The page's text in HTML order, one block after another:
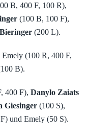
B, 400 F, 100 R),
(100 B, 100 F),
(200 L).
(100 R, 400 F,
B).
400 F), Danylo Zaiats
Giesinger (100 S),
und Emely (50 S).